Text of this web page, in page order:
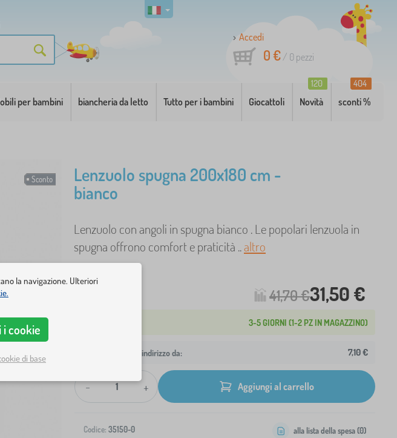
Accedi
0 €/ 0 pezzi
per bambini biancheria da letto Tutto per i bambini Giocattoli Novità
120
sconti %
404
Sconto
Lenzuolo spugna 200x180 cm -
bianco
Lenzuolo con angoli in spugna bianco . Le popolari lenzuola in
spugna offrono comfort e praticità ..altro
41,70 €31,50 €
3-5 GIORNI (1-2 PZ IN MAGAZZINO)
Spedizione al tuo indirizzo da: 7,10 €
- + Aggiungi al carrello
Codice: 35150-0 alla lista della spesa (0)
la navigazione. Ulteriori
cookie
di base